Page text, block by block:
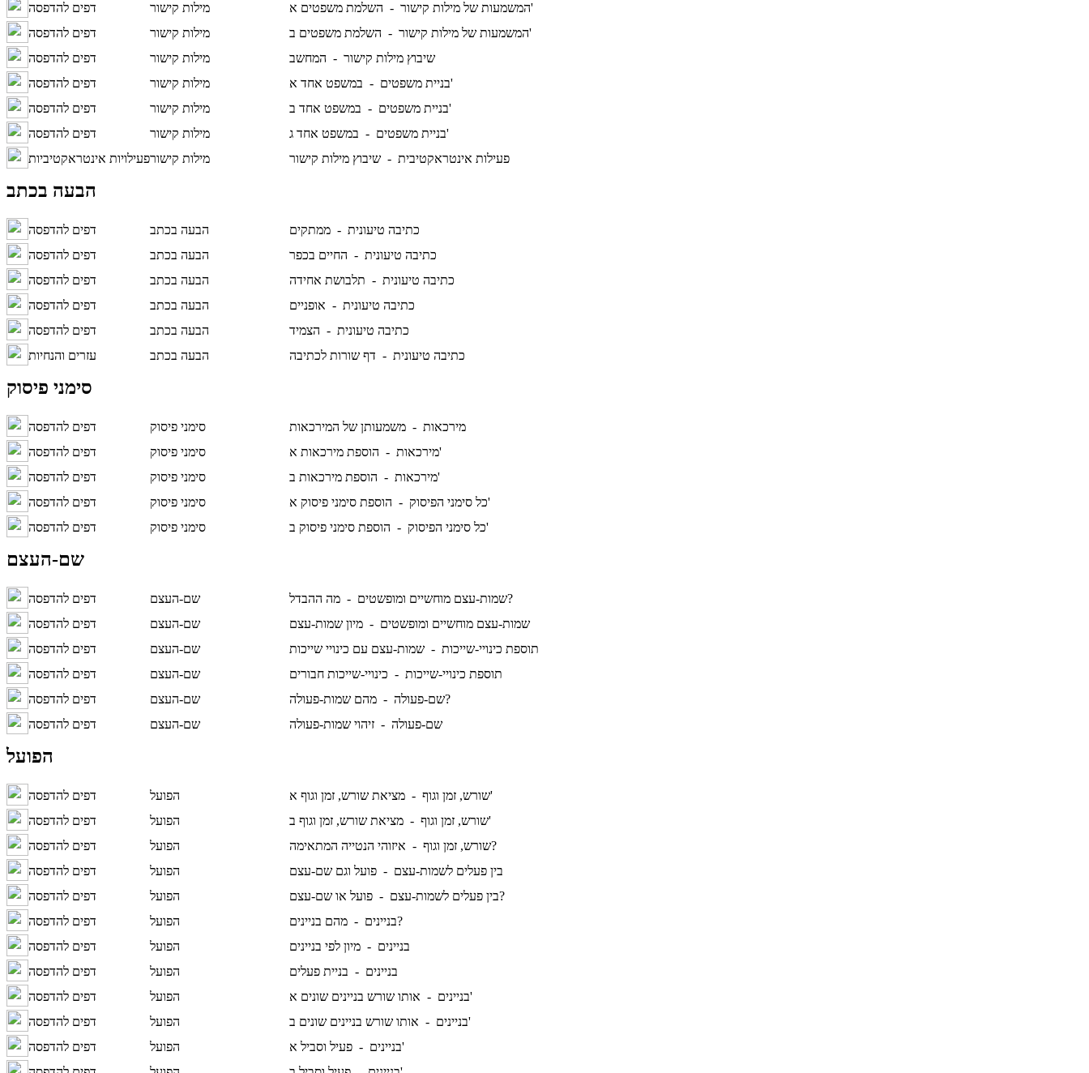
דפים להדפסה מילות קישור המשמעות של מילות קישור -השלמת משפטים א'
דפים להדפסה
מילות קישור המשמעות של מילות קישור -השלמת משפטים ב'
דפים להדפסה
מילות קישור שיבוץ מילות קישור - המחשב
דפים להדפסה
מילות קישור בניית משפטים -במשפט אחד א'
דפים להדפסה
מילות קישור בניית משפטים -במשפט אחד ב'
דפים להדפסה
מילות קישור בניית משפטים -במשפט אחד ג'
פעילויות אינטראקטיביותמילות קישור פעילות אינטראקטיבית - שיבוץ מילות קישור
הבעה בכתב
דפים להדפסה הבעה בכתב כתיבה טיעונית - ממתקים
דפים להדפסה
הבעה בכתב כתיבה טיעונית - החיים בכפר
דפים להדפסה
הבעה בכתב כתיבה טיעונית - תלבושת אחידה
דפים להדפסה
הבעה בכתב כתיבה טיעונית - אופניים
דפים להדפסה
הבעה בכתב כתיבה טיעונית - הצמיד
עזרים והנחיות
הבעה בכתב כתיבה טיעונית - דף שורות לכתיבה
סימני פיסוק
דפים להדפסה סימני פיסוק מירכאות - משמעותן של המירכאות
דפים להדפסה
סימני פיסוק מירכאות -הוספת מירכאות א'
דפים להדפסה
סימני פיסוק מירכאות -הוספת מירכאות ב'
דפים להדפסה
סימני פיסוק כל סימני הפיסוק -הוספת סימני פיסוק א'
דפים להדפסה
סימני פיסוק כל סימני הפיסוק -הוספת סימני פיסוק ב'
שם-העצם
דפים להדפסה שם-העצם שמות-עצם מוחשיים ומופשטים -מה ההבדל?
דפים להדפסה
שם-העצם שמות-עצם מוחשיים ומופשטים - מיון שמות-עצם
דפים להדפסה
שם-העצם תוספת כינויי-שייכות - שמות-עצם עם כינויי שייכות
דפים להדפסה
שם-העצם תוספת כינויי-שייכות - כינויי-שייכות חבורים
דפים להדפסה
שם-העצם שם-פעולה -מהם שמות-פעולה?
דפים להדפסה
שם-העצם שם-פעולה - זיהוי שמות-פעולה
הפועל
דפים להדפסה הפועל שורש, זמן וגוף -מציאת שורש, זמן וגוף א'
דפים להדפסה
הפועל שורש, זמן וגוף -מציאת שורש, זמן וגוף ב'
דפים להדפסה
הפועל שורש, זמן וגוף -איזוהי הנטייה המתאימה?
דפים להדפסה
הפועל בין פעלים לשמות-עצם - פועל וגם שם-עצם
דפים להדפסה
הפועל בין פעלים לשמות-עצם -פועל או שם-עצם?
דפים להדפסה
הפועל בניינים -מהם בניינים?
דפים להדפסה
הפועל בניינים - מיון לפי בניינים
דפים להדפסה
הפועל בניינים - בניית פעלים
דפים להדפסה
הפועל בניינים -אותו שורש בניינים שונים א'
דפים להדפסה
הפועל בניינים -אותו שורש בניינים שונים ב'
דפים להדפסה
הפועל בניינים -פעיל וסביל א'